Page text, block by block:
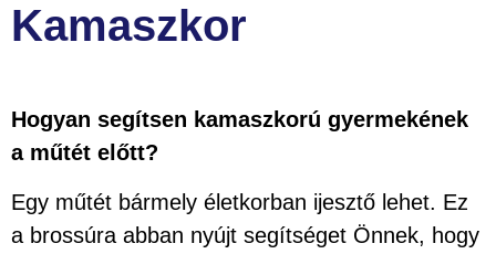
Kamaszkor
Hogyan segítsen kamaszkorú gyermekének
a műtét előtt?
Egy műtét bármely életkorban ijesztő lehet. Ez
a brossúra abban nyújt segítséget Önnek, hogy